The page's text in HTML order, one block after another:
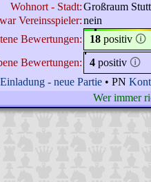
Wohnort - Stadt:Großraum
Vereinsspieler:nein
Bewertungen:
18 positiv 🛈
Bewertungen:
4 positiv 🛈
Einladung - neue Partie • PN
Wer immer